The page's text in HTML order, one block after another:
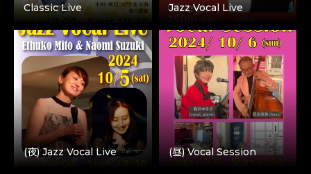
Classic Live Jazz Vocal Live
(夜) Jazz Vocal Live (昼) Vocal Session